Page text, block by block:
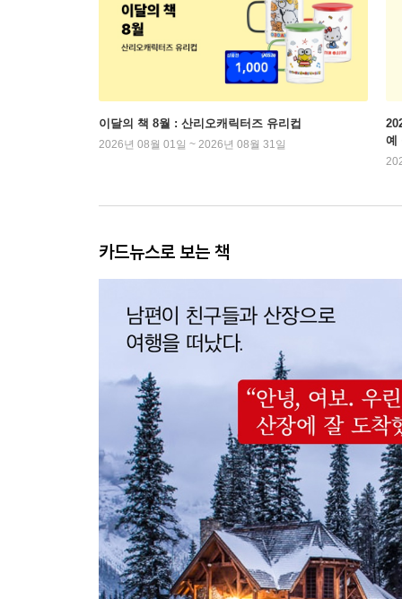
이달의 책 8월 : 산리오캐릭터즈 유리컵
2026년 08월 01일 ~ 2026년 08월 31일
예
카드뉴스로 보는 책